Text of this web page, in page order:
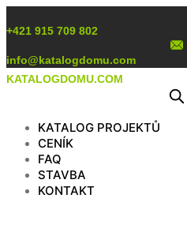
obsah
+421 915 709 802
info@katalogdomu.com
KATALOGDOMU.COM
KATALOG PROJEKTŮ
CENÍK
FAQ
STAVBA
KONTAKT